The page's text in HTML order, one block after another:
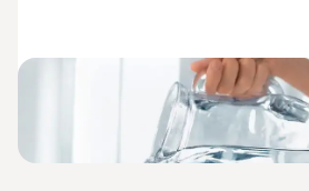
Tipps, um mehr zu trinken
Lesezeit: 4 Minuten